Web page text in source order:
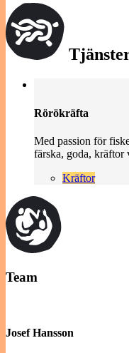
Rörökräfta
Med passion för
färska, goda, kräftor
Kräftor
Team
Josef Hansson